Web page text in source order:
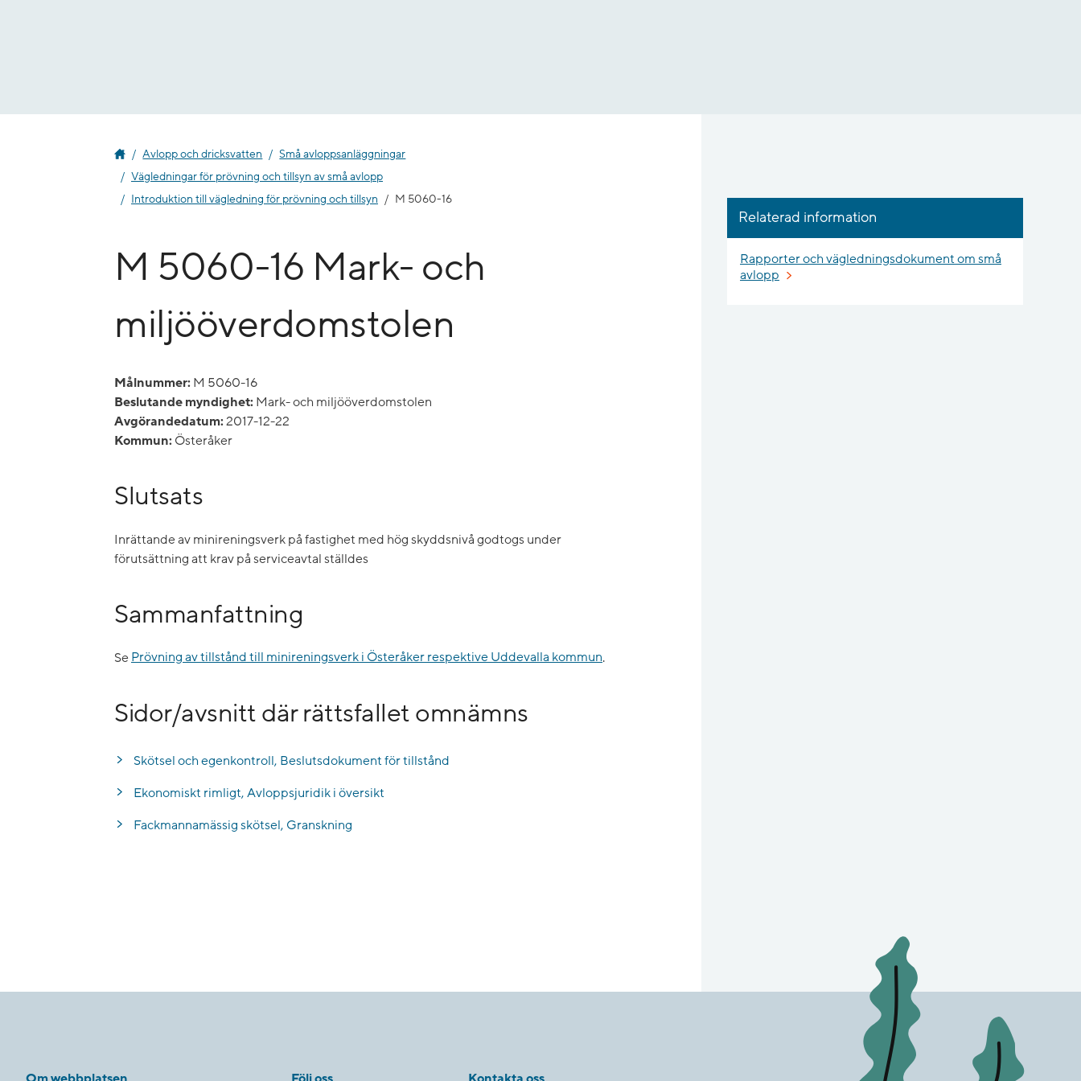
Avlopp och dricksvatten
Små avloppsanläggningar
Vägledningar för prövning och tillsyn av små avlopp
Introduktion till vägledning för prövning och tillsyn
M 5060-16
M 5060-16 Mark- och
miljööverdomstolen
Målnummer: M 5060-16
Beslutande myndighet: Mark- och miljööverdomstolen
Avgörandedatum:2017-12-22
Kommun: Österåker
Slutsats
Inrättande av minireningsverk på fastighet med hög skyddsnivå godtogs under
förutsättning att krav på serviceavtal ställdes
Sammanfattning
Se Prövning av tillstånd till minireningsverk i Österåker respektive Uddevalla kommun.
Sidor/avsnitt där rättsfallet omnämns
Skötsel och egenkontroll, Beslutsdokument för tillstånd
Ekonomiskt rimligt, Avloppsjuridik i översikt
Fackmannamässig skötsel, Granskning
Relaterad information
Rapporter och vägledningsdokument om små
avlopp